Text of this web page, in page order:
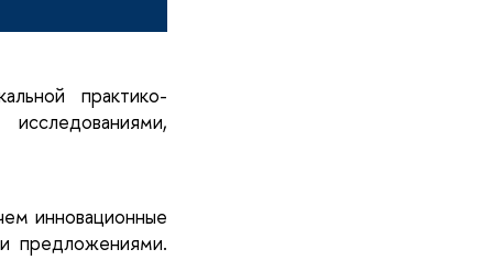
практико-
инновационные
предложениями.